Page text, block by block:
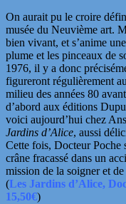
On aurait pu le croire
musée du Neuvième art.
bien vivant, et s’anime
plume et les pinceaux de
1976, il y a donc
figureront régulièrement
milieu des années 80
d’abord aux éditions
voici aujourd’hui chez
Jardins d’Alice, aussi
Cette fois, Docteur Poche
crâne fracassé dans un
mission de la soigner et
(Les Jardins d’Alice,
15,50€)